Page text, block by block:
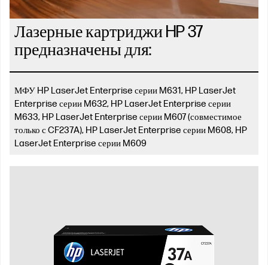
Лазерные картриджи HP 37
предназначены для:
МФУ HP LaserJet Enterprise серии M631, HP LaserJet
Enterprise серии M632, HP LaserJet Enterprise серии
M633, HP LaserJet Enterprise серии M607 (совместимое
только с CF237A), HP LaserJet Enterprise серии M608, HP
LaserJet Enterprise серии M609